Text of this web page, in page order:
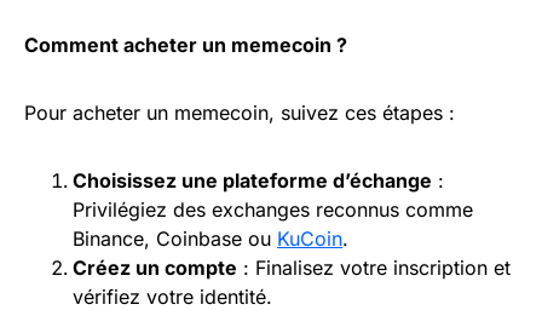
Comment acheter un memecoin ?
Pour acheter un memecoin, suivez ces étapes :
Choisissez une plateforme d’échange :
Privilégiez des exchanges reconnus comme
Binance, Coinbase ou KuCoin.
Créez un compte : Finalisez votre inscription et
vérifiez votre identité.